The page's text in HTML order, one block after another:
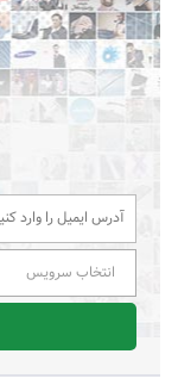
انتخاب سرویس